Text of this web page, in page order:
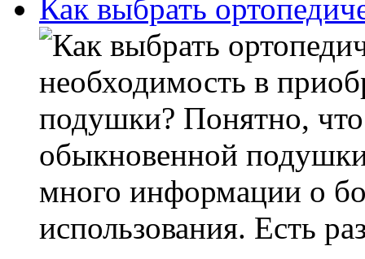
Как выбрать
необходимость в
подушки? Понятно, что
обыкновенной
много информации о
использования. Есть